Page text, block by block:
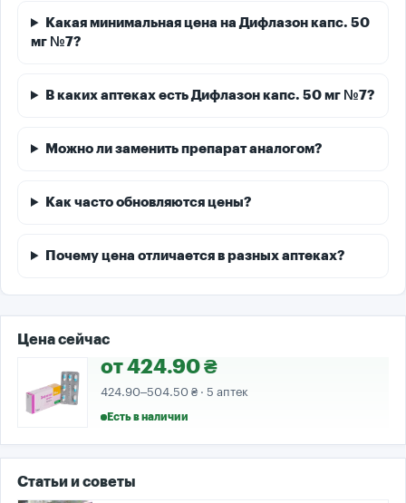
Какая минимальная цена на Дифлазон капс. 50
мг №7?
В каких аптеках есть Дифлазон капс. 50 мг №7?
Можно ли заменить препарат аналогом?
Как часто обновляются цены?
Почему цена отличается в разных аптеках?
Цена сейчас
от 424.90 ₴
424.90–504.50 ₴ · 5 аптек
Есть в наличии
Статьи и советы